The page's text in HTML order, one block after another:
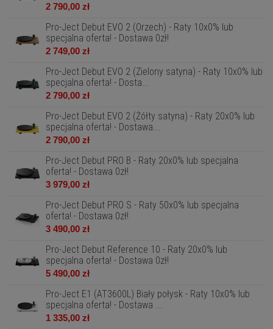
2 790,00 zł
Pro-Ject Debut EVO 2 (Orzech) - Raty 10x0% lub
specjalna oferta! - Dostawa 0zł!
2 749,00 zł
Pro-Ject Debut EVO 2 (Zielony satyna) - Raty 10x0% lub
specjalna oferta! - Dosta...
2 790,00 zł
Pro-Ject Debut EVO 2 (Żółty satyna) - Raty 20x0% lub
specjalna oferta! - Dostawa...
2 790,00 zł
Pro-Ject Debut PRO B - Raty 20x0% lub specjalna
oferta! - Dostawa 0zł!
3 979,00 zł
Pro-Ject Debut PRO S - Raty 50x0% lub specjalna
oferta! - Dostawa 0zł!
3 490,00 zł
Pro-Ject Debut Reference 10 - Raty 20x0% lub
specjalna oferta! - Dostawa 0zł!
5 490,00 zł
Pro-Ject E1 (AT3600L) Biały połysk - Raty 10x0% lub
specjalna oferta! - Dostawa ...
1 335,00 zł